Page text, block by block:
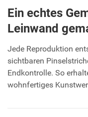
Ein echtes
Leinwand
Jede Reproduktion
sichtbaren
Endkontrolle. So
wohnfertiges